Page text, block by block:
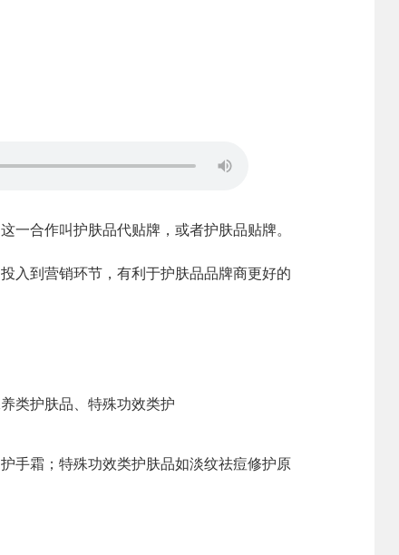
一合作叫护肤品代贴牌，或者护肤品贴牌。
入到营销环节，有利于护肤品品牌商更好的
类护肤品、特殊功效类护
手霜；特殊功效类护肤品如淡纹祛痘修护原